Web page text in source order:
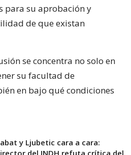
para su aprobación y
de que existan
se concentra no solo en
su facultad de
en bajo qué condiciones
y Ljubetic cara a cara: